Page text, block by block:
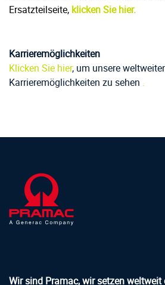
Ersatzteilseite, klicken Sie hier.
Karrieremöglichkeiten
Klicken Sie hier, um unsere
Karrieremöglichkeiten zu sehen .
Wir sind Pramac, wir setzen